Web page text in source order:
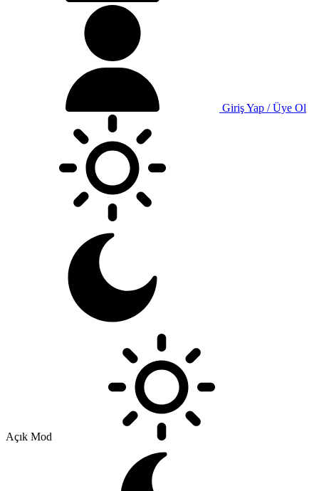
Giriş Yap / Üye Ol
Açık Mod